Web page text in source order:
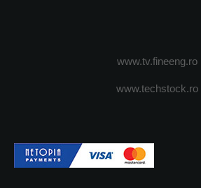
www.tv.fineeng.ro
www.techstock.ro